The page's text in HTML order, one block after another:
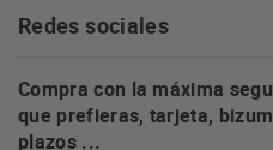
Redes sociales
Compra con la máxima
que prefieras, tarjeta,
plazos ...